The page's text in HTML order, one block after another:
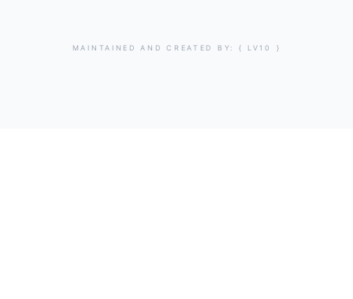
MAINTAINED AND CREATED BY: { LV10 }